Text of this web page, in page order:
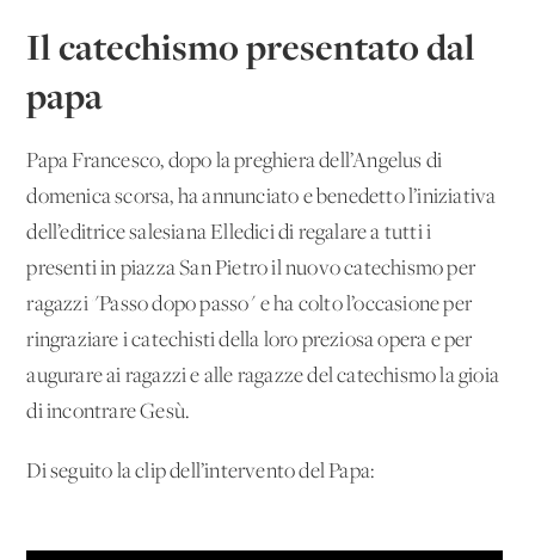
Il catechismo presentato dal
papa
Papa Francesco, dopo la preghiera dell’Angelus di
domenica scorsa, ha annunciato e benedetto l’iniziativa
dell’editrice salesiana Elledici di regalare a tutti i
presenti in piazza San Pietro il nuovo catechismo per
ragazzi "Passo dopo passo" e ha colto l’occasione per
ringraziare i catechisti della loro preziosa opera e per
augurare ai ragazzi e alle ragazze del catechismo la gioia
di incontrare Gesù.
Di seguito la clip dell’intervento del Papa: